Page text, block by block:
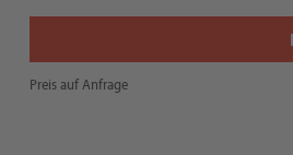
Preis auf Anfrage